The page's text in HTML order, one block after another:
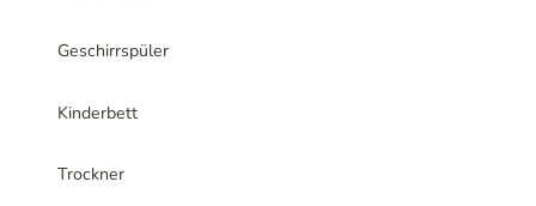
Geschirrspüler
Kinderbett
Trockner